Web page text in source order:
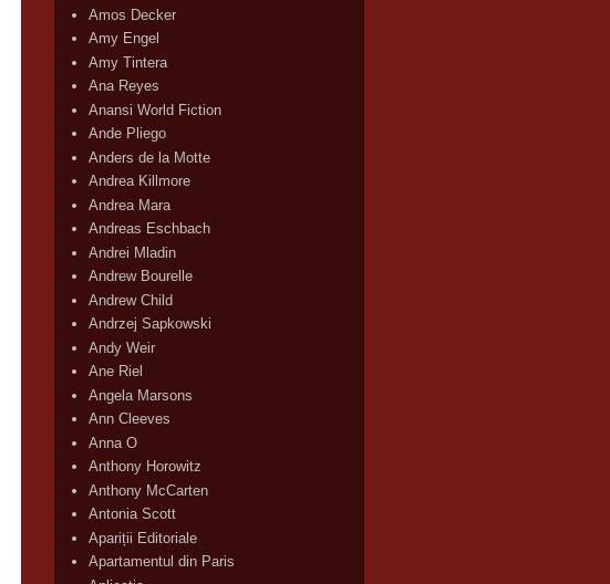
Amos Decker
Amy Engel
Amy Tintera
Ana Reyes
Anansi World Fiction
Ande Pliego
Anders de la Motte
Andrea Killmore
Andrea Mara
Andreas Eschbach
Andrei Mladin
Andrew Bourelle
Andrew Child
Andrzej Sapkowski
Andy Weir
Ane Riel
Angela Marsons
Ann Cleeves
Anna O
Anthony Horowitz
Anthony McCarten
Antonia Scott
Apariții Editoriale
Apartamentul din Paris